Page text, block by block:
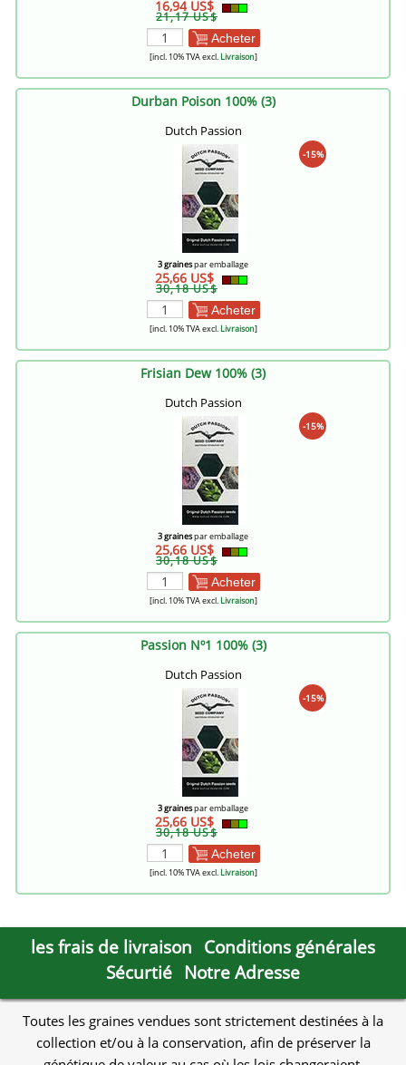
16,94 US$
21,17 US$
Acheter
[incl. 10% TVA excl.Livraison]
Durban Poison 100% (3)
Dutch Passion
-15%
3 grainespar emballage
25,66 US$
30,18 US$
Acheter
[incl. 10% TVA excl.Livraison]
Frisian Dew 100% (3)
Dutch Passion
-15%
3 grainespar emballage
25,66 US$
30,18 US$
Acheter
[incl. 10% TVA excl.Livraison]
Passion Nº1 100% (3)
Dutch Passion
-15%
3 grainespar emballage
25,66 US$
30,18 US$
Acheter
[incl. 10% TVA excl.Livraison]
les frais de livraison Conditions générales
Sécurtié Notre Adresse
Toutes les graines vendues sont strictement destinées à la
collection et/ou à la conservation, afin de préserver la